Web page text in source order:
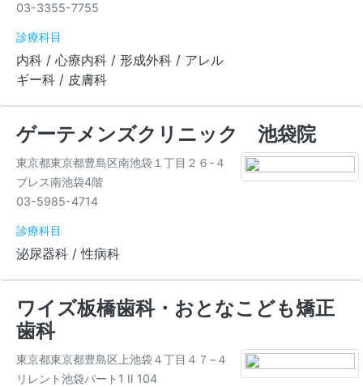
03-3355-7755
診療科目
内科 / 心療内科 / 形成外科 / アレル
ギー科 / 皮膚科
ゲーテメンズクリニック 池袋院
東京都東京都豊島区南池袋１丁目２６-４
ブレス南池袋4階
03-5985-4714
診療科目
泌尿器科 / 性病科
ワイズ板橋歯科・おとなこども矯正
歯科
東京都東京都豊島区上池袋４丁目４７−４
リレント池袋パート1 Ⅱ 104